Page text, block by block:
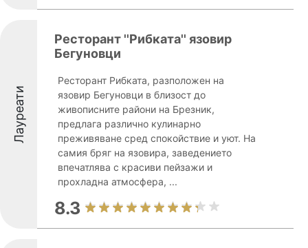
Лауреати
Ресторант ''Рибката'' язовир
Бегуновци
Ресторант Рибката, разположен на
язовир Бегуновци в близост до
живописните райони на Брезник,
предлага различно кулинарно
преживяване сред спокойствие и уют. На
самия бряг на язовира, заведението
впечатлява с красиви пейзажи и
прохладна атмосфера, ...
8.3